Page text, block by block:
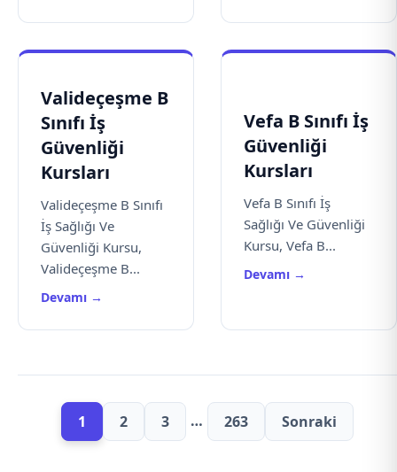
Valideçeşme B
Sınıfı İş
Güvenliği
Kursları
Valideçeşme B Sınıfı
İş Sağlığı Ve
Güvenliği Kursu,
Valideçeşme B...
Devamı →
Vefa B Sınıfı İş
Güvenliği
Kursları
Vefa B Sınıfı İş
Sağlığı Ve Güvenliği
Kursu, Vefa B...
Devamı →
1 2 3 … 263 Sonraki